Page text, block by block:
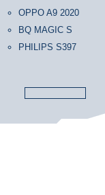
OPPO A9 2020
BQ MAGIC S
PHILIPS S397